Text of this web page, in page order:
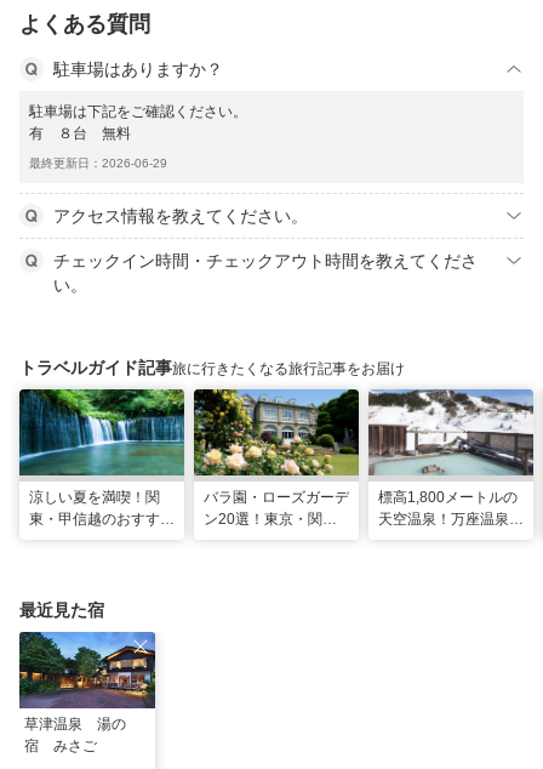
よくある質問
駐車場はありますか？
駐車場は下記をご確認ください。
有 ８台 無料
最終更新日：2026-06-29
アクセス情報を教えてください。
チェックイン時間・チェックアウト時間を教えてくださ
い。
トラベルガイド記事旅に行きたくなる旅行記事をお届け
涼しい夏を満喫！関
東・甲信越のおすすめ
バラ園・ローズガーデ
ン20選！東京・関東
標高1,800メートルの
天空温泉！万座温泉
最近見た宿
草津温泉 湯の
宿 みさご